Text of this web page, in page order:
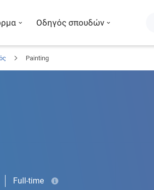
Οδηγός σπουδών
Painting
Full-time